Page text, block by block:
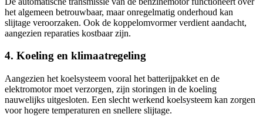
het algemeen betrouwbaar, maar onregelmatig onderhoud kan
slijtage veroorzaken. Ook de koppelomvormer verdient aandacht,
aangezien reparaties kostbaar zijn.
4. Koeling en klimaatregeling
Aangezien het koelsysteem vooral het batterijpakket en de
elektromotor moet verzorgen, zijn storingen in de koeling
nauwelijks uitgesloten. Een slecht werkend koelsysteem kan zorgen
voor hogere temperaturen en snellere slijtage.